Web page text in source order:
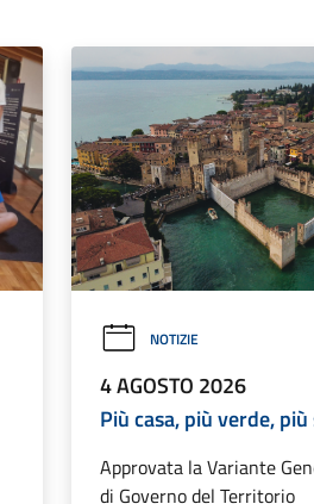
NOTIZIE
4 AGOSTO 2026
Più casa, più verde,
Approvata la Variante
di Governo del Territorio